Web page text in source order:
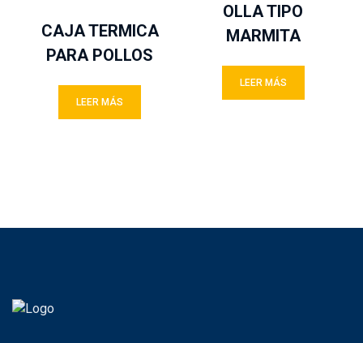
CAJA TERMICA
PARA POLLOS
LEER MÁS
OLLA TIPO
MARMITA
LEER MÁS